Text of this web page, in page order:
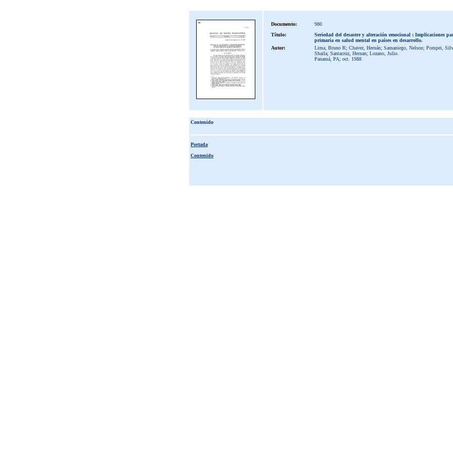
Documento:
980
Título:
Seriedad del desastre y alteración emocional : Implicaciones
primaria en salud mental en países en desarrollo.
Autor:
Lima, Bruno R; Chavez, Hernán; Samaniego, Nelson; Pompei,
Shaila; Santacruz, Hernan; Lozano, Julio.
Panamá, PA; oct. 1988
Contenido
Portada
Contenido